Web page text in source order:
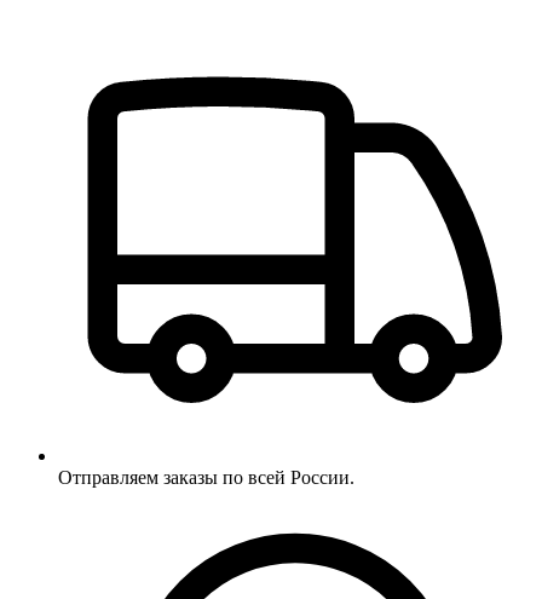
Отправляем заказы по всей России.